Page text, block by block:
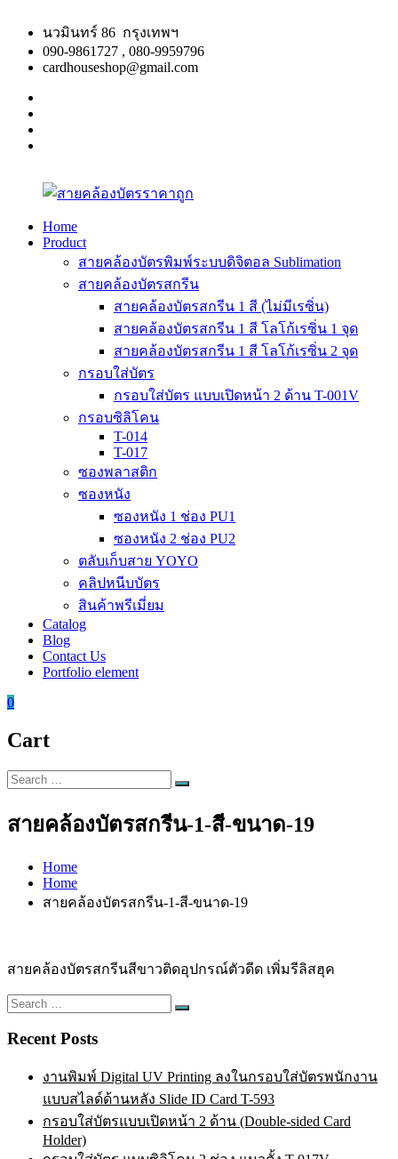
content
นวมินทร์ 86 กรุงเทพฯ
090-9861727 , 080-9959796
cardhouseshop@gmail.com
สาย
สินค้า
Home
Product
สายคล้องบัตรพิมพ์ระบบดิจิตอล Sublimation
สายคล้องบัตรสกรีน
สายคล้องบัตรสกรีน 1 สี (ไม่มีเรซิ่น)
สายคล้องบัตรสกรีน 1 สี โลโก้เรซิ่น 1 จุด
สายคล้องบัตรสกรีน 1 สี โลโก้เรซิ่น 2 จุด
กรอบใส่บัตร
กรอบใส่บัตร แบบเปิดหน้า 2 ด้าน T-001V
กรอบซิลิโคน
T-014
T-017
ซองพลาสติก
ซองหนัง
ซองหนัง 1 ช่อง PU1
ซองหนัง 2 ช่อง PU2
ตลับเก็บสาย YOYO
คลิปหนีบบัตร
สินค้าพรีเมี่ยม
Catalog
Blog
Contact Us
Portfolio element
0
Cart
Search
for:
Search
สายคล้องบัตรสกรีน-1-สี-ขนาด-19
Home
Home
สายคล้องบัตรสกรีน-1-สี-ขนาด-19
สายคล้องบัตรสกรีนสีขาวติดอุปกรณ์ตัวดีด เพิ่มรีลิสฮุค
Search
for:
Search
Recent Posts
งานพิมพ์ Digital UV Printing ลงในกรอบใส่บัตรพนักงาน
แบบสไลด์ด้านหลัง Slide ID Card T-593
กรอบใส่บัตรแบบเปิดหน้า 2 ด้าน (Double-sided Card
Holder)